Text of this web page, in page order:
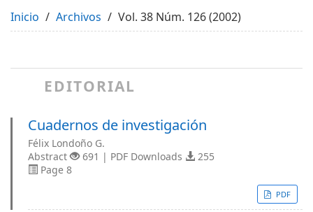
Inicio Archivos Vol. 38 Núm. 126 (2002)
EDITORIAL
Cuadernos de investigación
Félix Londoño G.
Abstract
691 | PDF Downloads
255
Page 8
PDF